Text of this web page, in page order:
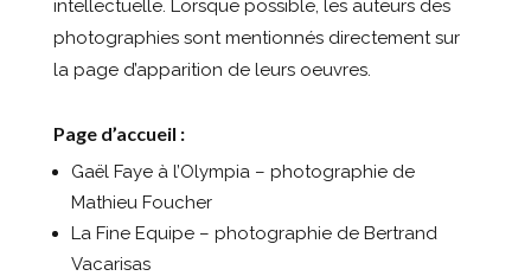
intellectuelle. Lorsque possible, les auteurs des
photographies sont mentionnés directement sur
la page d’apparition de leurs oeuvres.
Page d’accueil :
Gaël Faye à l’Olympia – photographie de
Mathieu Foucher
La Fine Equipe – photographie de Bertrand
Vacarisas